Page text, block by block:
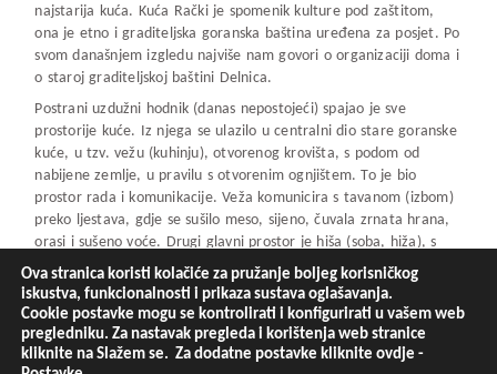
najstarija kuća. Kuća Rački je spomenik kulture pod zaštitom,
ona je etno i graditeljska goranska baština uređena za posjet. Po
svom današnjem izgledu najviše nam govori o organizaciji doma i
o staroj graditeljskoj baštini Delnica.
Postrani uzdužni hodnik (danas nepostojeći) spajao je sve
prostorije kuće. Iz njega se ulazilo u centralni dio stare goranske
kuće, u tzv. vežu (kuhinju), otvorenog krovišta, s podom od
nabijene zemlje, u pravilu s otvorenim ognjištem. To je bio
prostor rada i komunikacije. Veža komunicira s tavanom (izbom)
preko ljestava, gdje se sušilo meso, sijeno, čuvala zrnata hrana,
orasi i sušeno voće. Drugi glavni prostor je hiša (soba, hiža), s
ulične strane kuće – prostor za odmor i posijelo. Treća, zadnja u
nizu, prostorija je štala (staja). Ondje se osim stoke nalazio i WC.
Ispod sobe se nalazio ukopan trap (preteča podruma) – prostor
za ostavu krumpira i druge hrane.
Starost ove kuće, kao i njoj sličnih, procjenjuje se na 200-300
Ova stranica koristi kolačiće za pružanje boljeg korisničkog
iskustva, funkcionalnosti i prikaza sustava oglašavanja.
Cookie postavke mogu se kontrolirati i konfigurirati u vašem web
pregledniku. Za nastavak pregleda i korištenja web stranice
kliknite na Slažem se. Za dodatne postavke kliknite ovdje -